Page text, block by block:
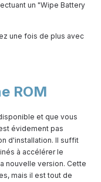
un "Wipe Battery
une fois de plus avec
ROM
et que vous
évidement pas
d'installation. Il suffit
à accélérer le
nouvelle version. Cette
mais il est tout de